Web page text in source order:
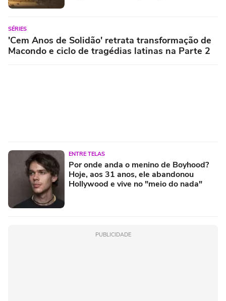
SÉRIES
'Cem Anos de Solidão' retrata transformação de
Macondo e ciclo de tragédias latinas na Parte 2
ENTRE TELAS
Por onde anda o menino de Boyhood?
Hoje, aos 31 anos, ele abandonou
Hollywood e vive no "meio do nada"
PUBLICIDADE